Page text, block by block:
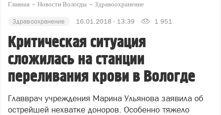
Главная Новости Вологды Здравоохранение
Здравоохранение 16.01.2018 - 13:39 1 951
Критическая ситуация
сложилась на станции
переливания крови в Вологде
Главврач учреждения Марина Ульянова заявила об
острейшей нехватке доноров. Особенно тяжело